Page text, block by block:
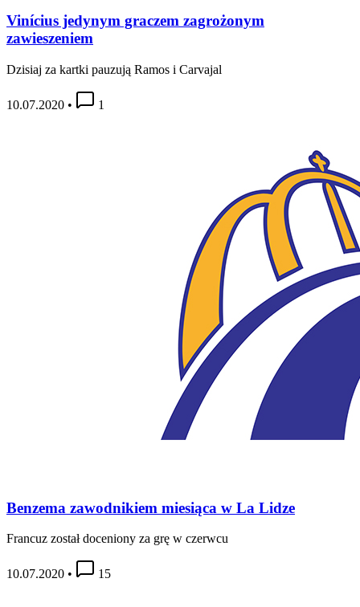
Vinícius jedynym graczem zagrożonym
zawieszeniem
Dzisiaj za kartki pauzują Ramos i Carvajal
10.07.2020 • 1
Benzema zawodnikiem miesiąca w La Lidze
Francuz został doceniony za grę w czerwcu
10.07.2020 • 15